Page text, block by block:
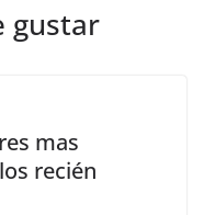
gustar
mas
recién